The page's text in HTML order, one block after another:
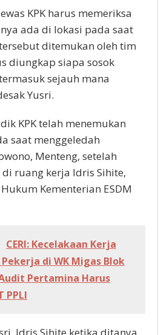
KPK harus memeriksa
ada di lokasi pada saat
ditemukan oleh tim
diungkap siapa sosok
sejauh mana
Yusri.
KPK telah menemukan
saat menggeledah
Menteng, setelah
ruang kerja Idris Sihite,
Kementerian ESDM
CERI: Kecelakaan Kerja
di WK Migas Blok
Pertamina Harus
PPLI